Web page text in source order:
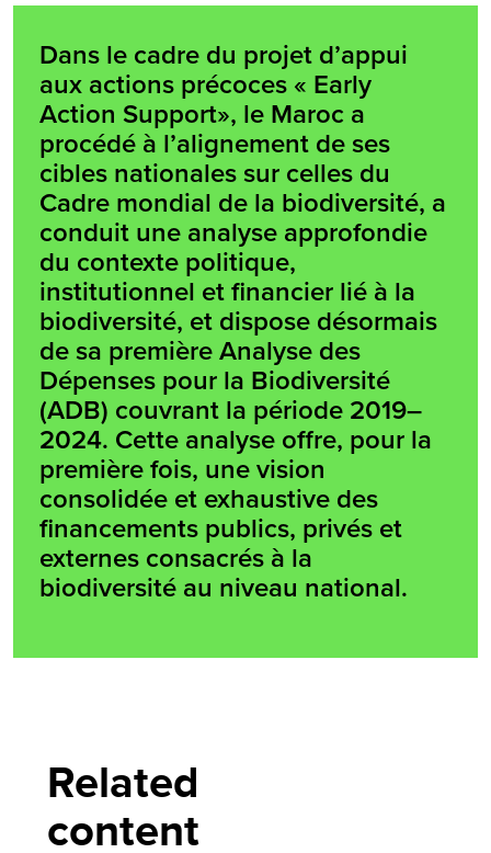
Dans le cadre du projet d’appui
aux actions précoces « Early
Action Support», le Maroc a
procédé à l’alignement de ses
cibles nationales sur celles du
Cadre mondial de la biodiversité, a
conduit une analyse approfondie
du contexte politique,
institutionnel et financier lié à la
biodiversité, et dispose désormais
de sa première Analyse des
Dépenses pour la Biodiversité
(ADB) couvrant la période 2019–
2024. Cette analyse offre, pour la
première fois, une vision
consolidée et exhaustive des
financements publics, privés et
externes consacrés à la
biodiversité au niveau national.
Related
content